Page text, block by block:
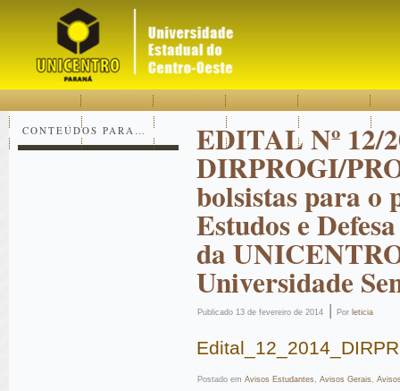
CONTEÚDOS PARA… EDITAL Nº 12/
DIRPROGI/
bolsistas para o
Estudos e
da
Universidade
Publicado 13 de fevereiro de 2014 | Por leticia
Postado em Avisos Estudantes , Avisos Gerais ,